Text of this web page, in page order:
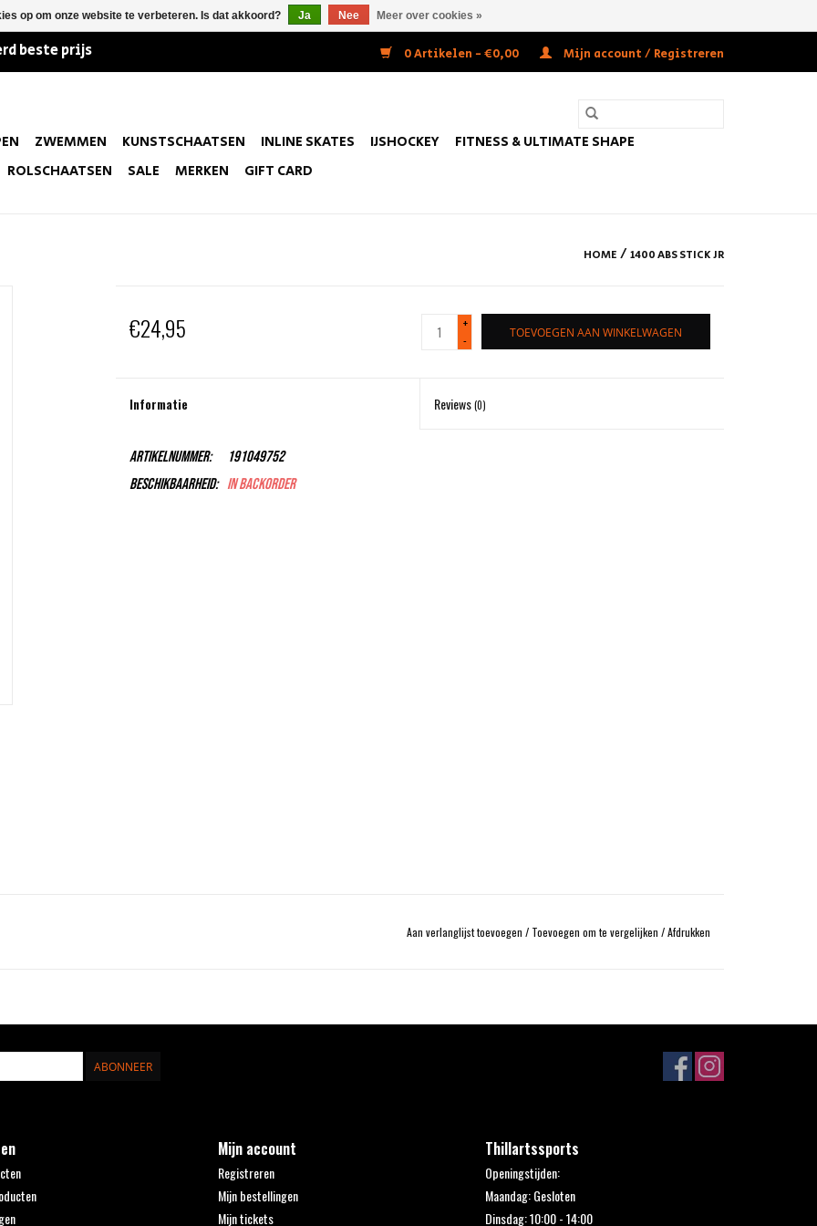
beste prijs 0 Artikelen - €0,00 Mijn account / Registreren
ZWEMMEN KUNSTSCHAATSEN INLINE SKATES IJSHOCKEY
FITNESS & ULTIMATE SHAPE
ROLSCHAATSEN
SALE MERKEN GIFT CARD
HOME /1400 ABS STICK JR
€24,95
+
-
TOEVOEGEN AAN WINKELWAGEN
Informatie Reviews(0)
Artikelnummer:
191049752
Beschikbaarheid: In backorder
Aan verlanglijst toevoegen / Toevoegen om te vergelijken /Afdrukken
ABONNEER
Mijn account
Registreren
Mijn bestellingen
Mijn tickets
Thillartssports
Openingstijden:
Maandag: Gesloten
Dinsdag: 10:00 - 14:00
op om onze website te verbeteren. Is dat akkoord? Ja Nee Meer over cookies »